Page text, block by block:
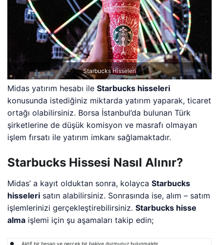
Starbucks Hisseleri
Midas yatırım hesabı ileStarbucks hisseleri
konusunda istediğiniz miktarda yatırım yaparak, ticaret
ortağı olabilirsiniz. Borsa İstanbul’da bulunan Türk
şirketlerine de düşük komisyon ve masrafı olmayan
işlem fırsatı ile yatırım imkanı sağlamaktadır.
Starbucks Hissesi Nasıl Alınır?
Midas’ a kayıt olduktan sonra, kolaycaStarbucks
hisseleri satın alabilirsiniz. Sonrasında ise, alım – satım
işlemlerinizi gerçekleştirebilirsiniz.Starbucks hisse
alma işlemi için şu aşamaları takip edin;
● Aktif bir hesap ve gerçek bir bakiye durmunuz bulunmalıdır.